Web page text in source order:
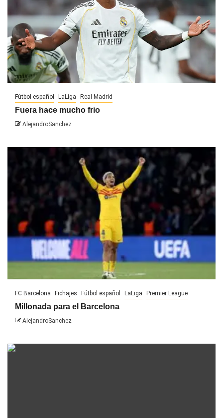
Fútbol español LaLiga Real Madrid
Fuera hace mucho frio
AlejandroSanchez
FC Barcelona Fichajes Fútbol español LaLiga Premier League
Millonada para el Barcelona
AlejandroSanchez